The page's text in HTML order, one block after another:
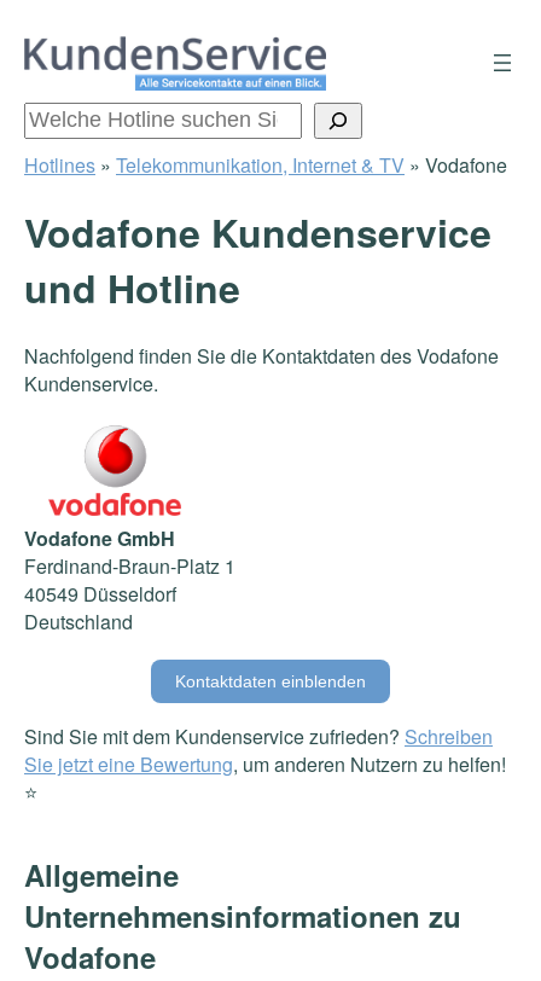
Zum
Inhalt
Suchen
Hotlines » Telekommunikation, Internet & TV » Vodafone
Vodafone Kundenservice
und Hotline
Nachfolgend finden Sie die Kontaktdaten des Vodafone
Kundenservice.
Vodafone GmbH
Ferdinand-Braun-Platz 1
40549 Düsseldorf
Deutschland
Kontaktdaten einblenden
Sind Sie mit dem Kundenservice zufrieden? Schreiben
Sie jetzt eine Bewertung, um anderen Nutzern zu helfen!
⭐️
Allgemeine
Unternehmensinformationen zu
Vodafone